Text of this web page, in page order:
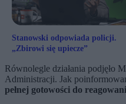
Stanowski odpowiada policji.
„Zbirowi się upiecze”
Równolegle działania podjęło
Administracji. Jak
pełnej gotowości do